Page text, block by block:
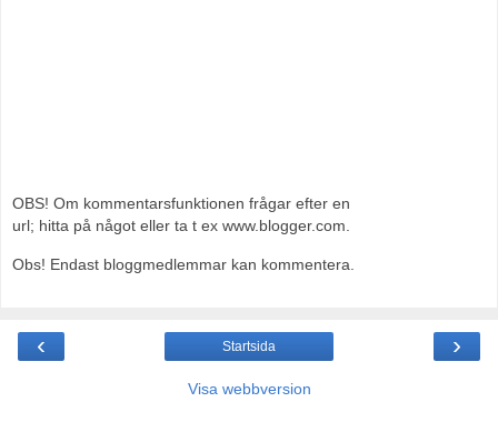
OBS! Om kommentarsfunktionen frågar efter en
url; hitta på något eller ta t ex www.blogger.com.
Obs! Endast bloggmedlemmar kan kommentera.
‹ ›
Startsida
Visa webbversion